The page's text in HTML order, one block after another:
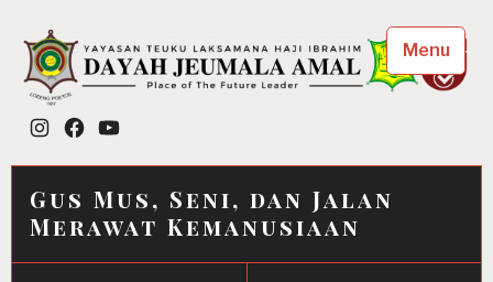
content
Dayah Jeumala Amal
Place of The Future Leader
Instagram
FacebookYouTube
Menu
Gus Mus, Seni, dan Jalan
Merawat Kemanusiaan